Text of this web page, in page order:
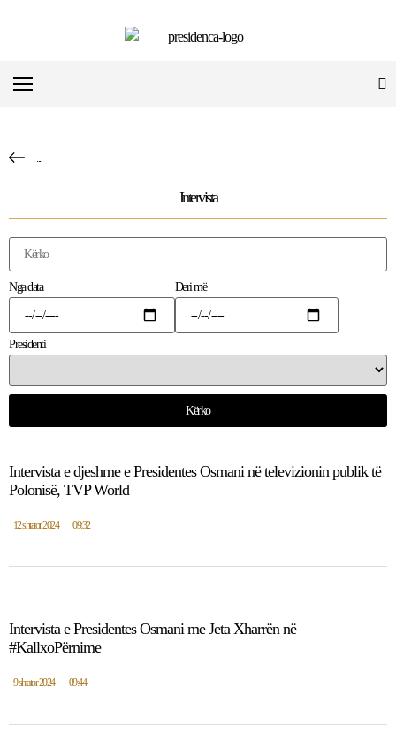
...
Intervista
Nga data Deri më
Presidenti
Kërko
Intervista e djeshme e Presidentes Osmani në televizionin publik të
Polonisë, TVP World
12 shtator 2024 09:32
Intervista e Presidentes Osmani me Jeta Xharrën në
#KallxoPërnime
9 shtator 2024 09:44